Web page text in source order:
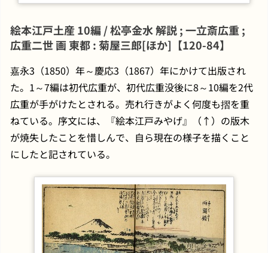
絵本江戸土産 10編 / 松亭金水 解説 ; 一立斎広重 ;
広重二世 画 東都 : 菊屋三郎[ほか]【120-84】
嘉永3（1850）年～慶応3（1867）年にかけて出版され
た。1～7編は初代広重が、初代広重没後に8～10編を2代
広重が手がけたとされる。売れ行きがよく何度も摺を重
ねている。序文には、『絵本江戸みやげ』（↑）の版木
が焼失したことを惜しんで、自ら現在の様子を描くこと
にしたと記されている。